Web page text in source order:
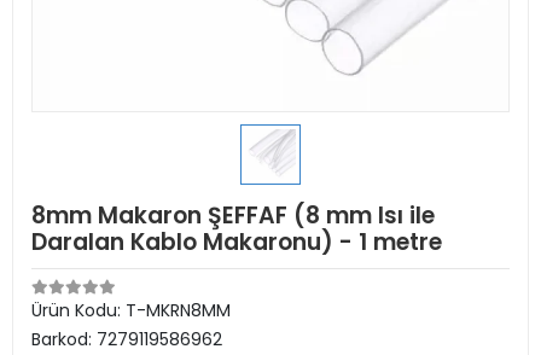
8mm Makaron ŞEFFAF (8 mm Isı ile
Daralan Kablo Makaronu) - 1 metre
Ürün Kodu: T-MKRN8MM
Barkod: 7279119586962